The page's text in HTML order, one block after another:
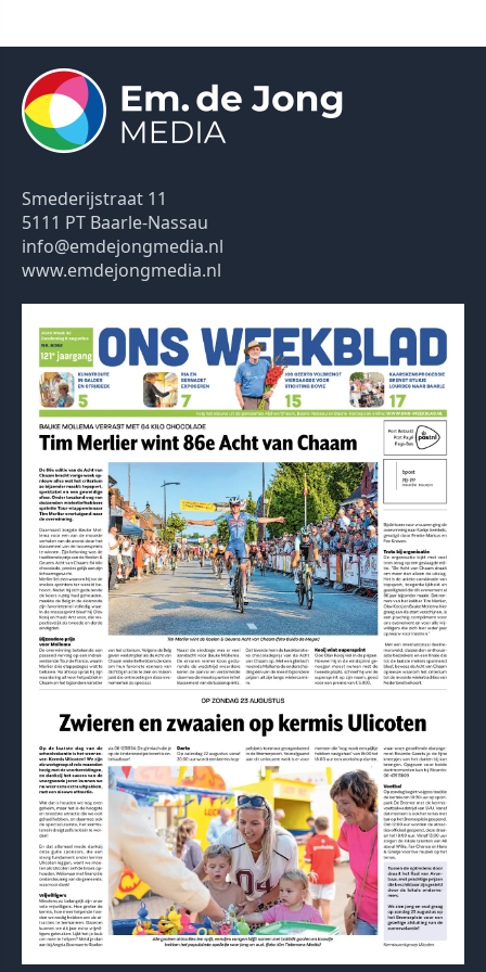
Smederijstraat 11
5111 PT Baarle-Nassau
info@emdejongmedia.nl
www.emdejongmedia.nl